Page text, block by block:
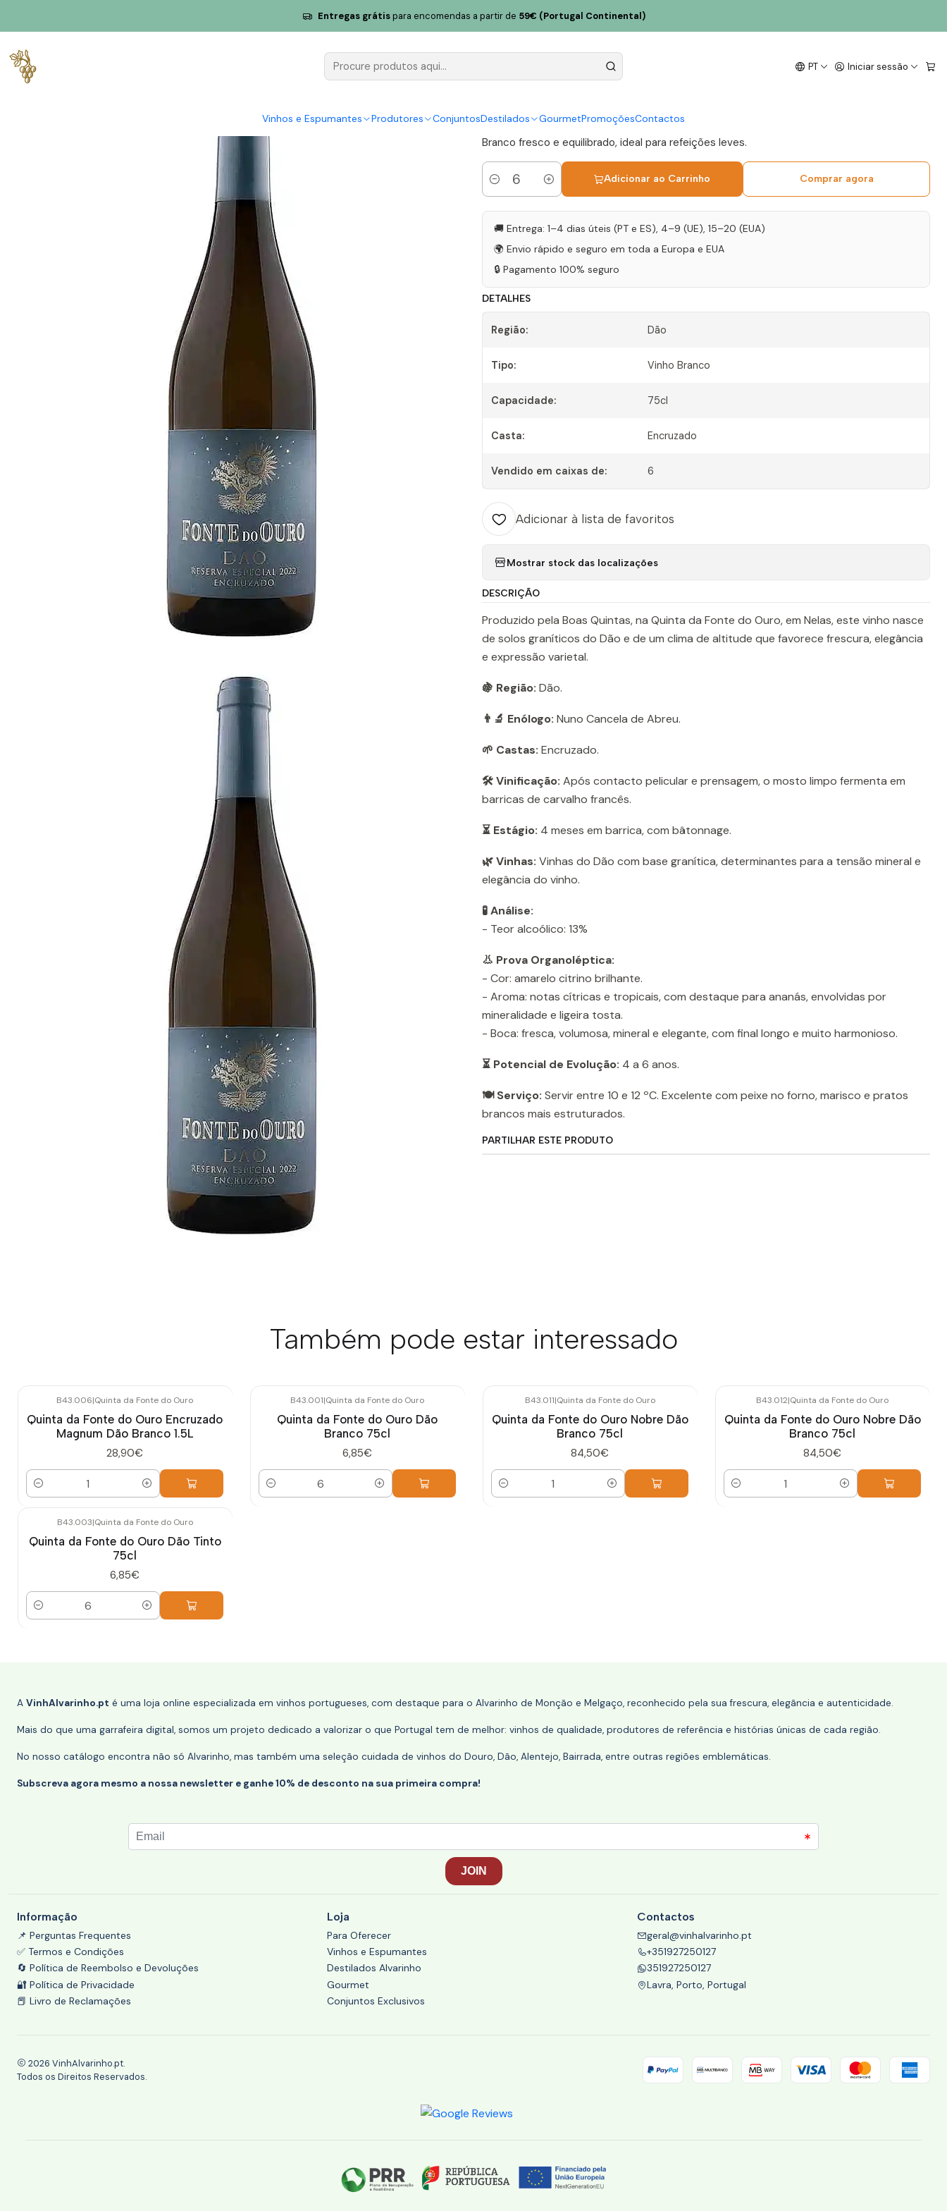
PT Iniciar sessão
Vinhos e Espumantes Produtores ConjuntosDestilados GourmetPromoçõesContactos
Entregas grátispara encomendas a partir de 59€ (Portugal Continental)
Quinta da Fonte do Ouro Encruzado Dão Branco 75cl
Quinta da Fonte do Ouro
|
Branco fresco e equilibrado, ideal para refeições leves.
Quantidade
Adicionar ao Carrinho Comprar agora
🚚 Entrega: 1–4 dias úteis (PT e ES), 4–9 (UE), 15–20 (EUA)
🌍 Envio rápido e seguro em toda a Europa e EUA
🔒 Pagamento 100% seguro
DETALHES
Região: Dão
Tipo: Vinho Branco
Capacidade: 75cl
Casta: Encruzado
Vendido em caixas de: 6
Adicionar à lista de favoritos
Mostrar stock das localizações
DESCRIÇÃO
Produzido pela Boas Quintas, na Quinta da Fonte do Ouro, em Nelas, este vinho nasce
de solos graníticos do Dão e de um clima de altitude que favorece frescura, elegância
e expressão varietal.
🍇 Região: Dão.
👨‍🔬 Enólogo: Nuno Cancela de Abreu.
🌱 Castas: Encruzado.
🛠️ Vinificação: Após contacto pelicular e prensagem, o mosto limpo fermenta em
barricas de carvalho francês.
⏳ Estágio: 4 meses em barrica, com bâtonnage.
🌿 Vinhas: Vinhas do Dão com base granítica, determinantes para a tensão mineral e
elegância do vinho.
🧪 Análise:
- Teor alcoólico: 13%
👃 Prova Organoléptica:
- Cor: amarelo citrino brilhante.
- Aroma: notas cítricas e tropicais, com destaque para ananás, envolvidas por
mineralidade e ligeira tosta.
- Boca: fresca, volumosa, mineral e elegante, com final longo e muito harmonioso.
⏳ Potencial de Evolução: 4 a 6 anos.
🍽️ Serviço: Servir entre 10 e 12 ºC. Excelente com peixe no forno, marisco e pratos
brancos mais estruturados.
PARTILHAR ESTE PRODUTO
Também pode estar interessado
B43.006|Quinta da Fonte do Ouro
Quinta da Fonte do Ouro Encruzado
Magnum Dão Branco 1.5L
28,90€
Quantidade
B43.001|Quinta da Fonte do Ouro
Quinta da Fonte do Ouro Dão
Branco 75cl
6,85€
Quantidade
B43.011|Quinta da Fonte do Ouro
Quinta da Fonte do Ouro Nobre Dão
Branco 75cl
84,50€
Quantidade
B43.012|Quinta da Fonte do Ouro
Quinta da Fonte do Ouro Nobre Dão
Branco 75cl
84,50€
Quantidade
B43.003|Quinta da Fonte do Ouro
Quinta da Fonte do Ouro Dão Tinto
75cl
6,85€
Quantidade
A VinhAlvarinho.pt é uma loja online especializada em vinhos portugueses, com destaque para o Alvarinho de Monção e Melgaço, reconhecido pela sua frescura, elegância e autenticidade.
Mais do que uma garrafeira digital, somos um projeto dedicado a valorizar o que Portugal tem de melhor: vinhos de qualidade, produtores de referência e histórias únicas de cada região.
No nosso catálogo encontra não só Alvarinho, mas também uma seleção cuidada de vinhos do Douro, Dão, Alentejo, Bairrada, entre outras regiões emblemáticas.
Subscreva agora mesmo a nossa newsletter e ganhe 10% de desconto na sua primeira compra!
Informação
📌 Perguntas Frequentes
✅ Termos e Condições
🔄 Política de Reembolso e Devoluções
🔐 Política de Privacidade
📕 Livro de Reclamações
Loja
Para Oferecer
Vinhos e Espumantes
Destilados Alvarinho
Gourmet
Conjuntos Exclusivos
Contactos
geral@vinhalvarinho.pt
+351927250127
351927250127
Lavra, Porto, Portugal
2026 VinhAlvarinho.pt.
Todos os Direitos Reservados.